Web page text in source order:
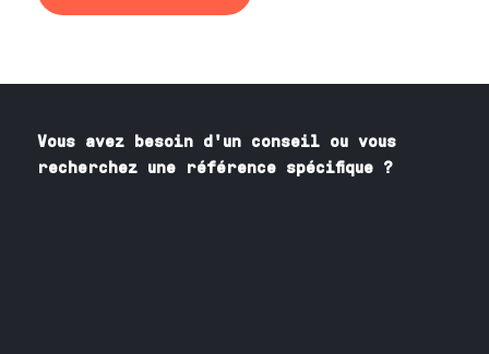
Vous avez besoin d'un conseil ou vous
recherchez une référence spécifique ?